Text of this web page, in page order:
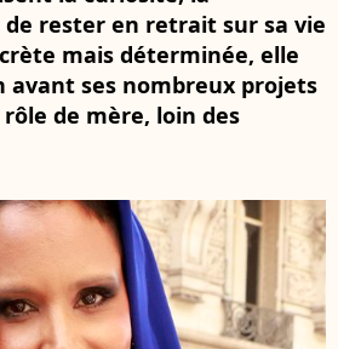
rester en retrait sur sa vie
mais déterminée, elle
ses nombreux projets
de mère, loin des